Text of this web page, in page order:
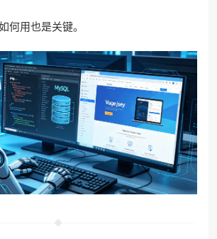
何用也是关键。